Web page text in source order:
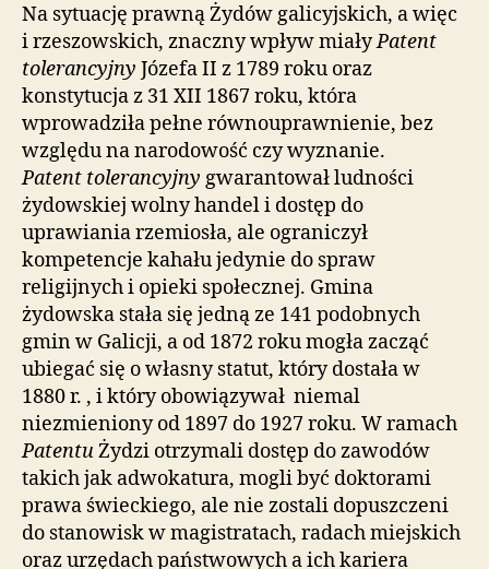
Na sytuację prawną Żydów galicyjskich, a więc
i rzeszowskich, znaczny wpływ miałyPatent
tolerancyjny Józefa II z 1789 roku oraz
konstytucja z 31 XII 1867 roku, która
wprowadziła pełne równouprawnienie, bez
względu na narodowość czy wyznanie.
Patent tolerancyjny gwarantował ludności
żydowskiej wolny handel i dostęp do
uprawiania rzemiosła, ale ograniczył
kompetencje kahału jedynie do spraw
religijnych i opieki społecznej. Gmina
żydowska stała się jedną ze 141 podobnych
gmin w Galicji, a od 1872 roku mogła zacząć
ubiegać się o własny statut, który dostała w
1880 r. , i który obowiązywał niemal
niezmieniony od 1897 do 1927 roku. W ramach
PatentuŻydzi otrzymali dostęp do zawodów
takich jak adwokatura, mogli być doktorami
prawa świeckiego, ale nie zostali dopuszczeni
do stanowisk w magistratach, radach miejskich
oraz urzędach państwowych a ich kariera